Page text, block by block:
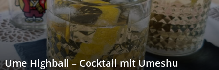
Ume Highball – Cocktail mit Umeshu